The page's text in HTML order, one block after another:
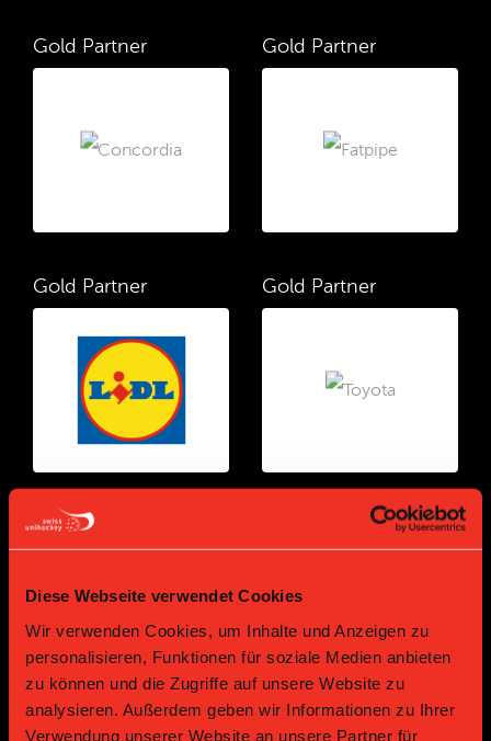
Diese Webseite verwendet Cookies
Wir verwenden Cookies, um Inhalte und Anzeigen zu
personalisieren, Funktionen für soziale Medien anbieten
zu können und die Zugriffe auf unsere Website zu
analysieren. Außerdem geben wir Informationen zu Ihrer
Verwendung unserer Website an unsere Partner für
Gold Partner Gold Partner
Gold Partner Gold Partner
Bronze Partner